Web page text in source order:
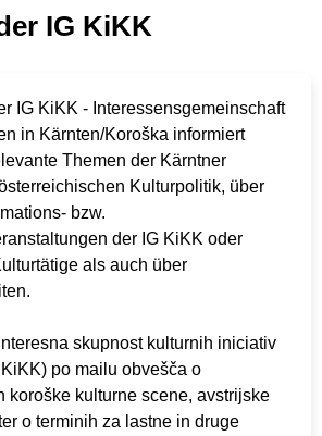
IG KiKK
IG KiKK - Interessensgemeinschaft
in Kärnten/Koroška informiert
Themen der Kärntner
Kulturpolitik, über
bzw.
der IG KiKK oder
als auch über
skupnost kulturnih iniciativ
po mailu obvešča o
koroške kulturne scene, avstrijske
o terminih za lastne in druge